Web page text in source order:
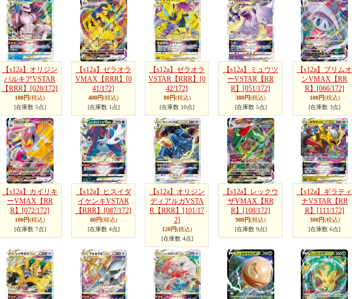
【s12a】オリジン
パルキアVSTAR
【RRR】 [028/172]
100円(税込)
[在庫数 5点]
【s12a】ゼラオラ
VMAX【RRR】
[0
41/172]
400円(税込)
[在庫数 1点]
【s12a】ゼラオラ
VSTAR【RRR】 [0
42/172]
80円(税込)
[在庫数 10点]
【s12a】ミュウツ
ーVSTAR【RR
R】 [051/172]
380円(税込)
[在庫数 5点]
【s12a】ブリムオ
ンVMAX【RR
R】
[066/172]
100円(税込)
[在庫数 3点]
【s12a】カイリキ
ーVMAX【RR
R】 [072/172]
100円(税込)
[在庫数 7点]
【s12a】ヒスイダ
イケンキVSTAR
【RRR】 [087/172]
80円(税込)
[在庫数 4点]
【s12a】オリジン
ディアルガVSTA
R【RRR】 [101/17
2]
120円(税込)
[在庫数 4点]
【s12a】レックウ
ザVMAX【RR
R】 [108/172]
980円(税込)
[在庫数 9点]
【s12a】ギラティ
ナVSTAR【RR
R】
[111/172]
300円(税込)
[在庫数 6点]